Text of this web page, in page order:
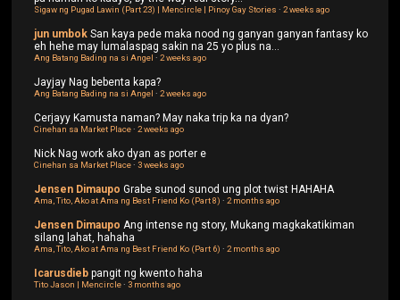
Sigaw ng Pugad Lawin (Part 23) | Mencircle | Pinoy Gay Stories ·2 weeks ago
jun umbok San kaya pede maka nood ng ganyan ganyan fantasy ko
eh hehe may lumalaspag sakin na 25 yo plus na...
Ang Batang Bading na si Angel ·2 weeks ago
Jayjay Nag bebenta kapa?
Ang Batang Bading na si Angel ·2 weeks ago
Cerjayy Kamusta naman? May naka trip ka na dyan?
Cinehan sa Market Place·2 weeks ago
Nick Nag work ako dyan as porter e
Cinehan sa Market Place·3 weeks ago
Jensen Dimaupo Grabe sunod sunod ung plot twist HAHAHA
Ama, Tito, Ako at Ama ng Best Friend Ko (Part 8) ·2 months ago
Jensen Dimaupo Ang intense ng story, Mukang magkakatikiman
silang lahat, hahaha
Ama, Tito, Ako at Ama ng Best Friend Ko (Part 6) ·2 months ago
Icarusdieb pangit ng kwento haha
Tito Jason | Mencircle·3 months ago